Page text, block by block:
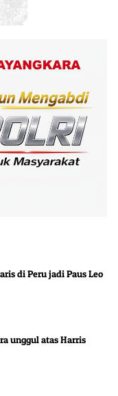
di Peru jadi Paus Leo
unggul atas Harris